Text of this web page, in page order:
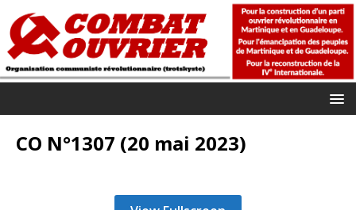
CO N°1307 (20 mai 2023)